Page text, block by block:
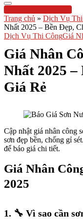
Hotline:0961 894 472
Trang chủ » Dịch Vụ
Nhất 2025 – Bền Đẹp,
Dịch Vụ Thi CôngGiá
Giá Nhân
Nhất 2025 –
Giá Rẻ
Cập nhật giá nhân công
sơn đẹp bền, chống gỉ
để báo giá chi tiết.
Giá Nhân
2025
1. 🔧 Vì sao cần